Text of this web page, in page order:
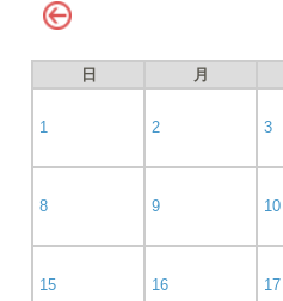
日 月
1 2 3
8 9 10
15 16 17